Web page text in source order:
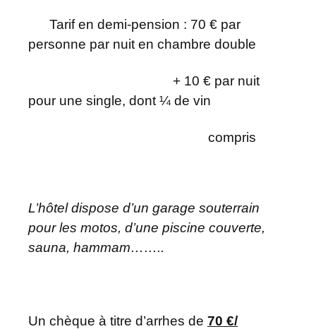
Tarif en demi-pension : 70 € par
personne par nuit en chambre double
+ 10 € par nuit
pour une single, dont ¼ de vin
compris
L’hôtel dispose d’un garage souterrain
pour les motos, d’une piscine couverte,
sauna, hammam……..
Un chèque à titre d’arrhes de 70 €/